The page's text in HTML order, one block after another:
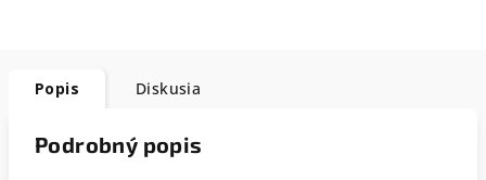
Popis Diskusia
Podrobný popis